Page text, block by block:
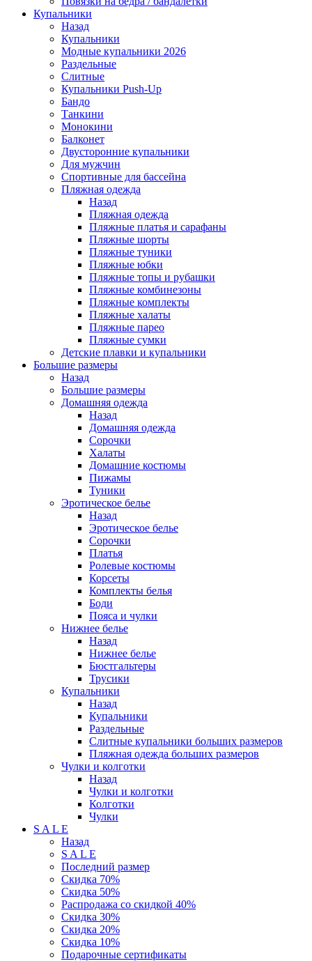
Купальники
Назад
Купальники
Модные купальники 2026
Раздельные
Слитные
Купальники Push-Up
Бандо
Танкини
Монокини
Балконет
Двусторонние купальники
Для мужчин
Спортивные для бассейна
Пляжная одежда
Назад
Пляжная одежда
Пляжные платья и сарафаны
Пляжные шорты
Пляжные туники
Пляжные юбки
Пляжные топы и рубашки
Пляжные комбинезоны
Пляжные комплекты
Пляжные халаты
Пляжные парео
Пляжные сумки
Детские плавки и купальники
Большие размеры
Назад
Большие размеры
Домашняя одежда
Назад
Домашняя одежда
Сорочки
Халаты
Домашние костюмы
Пижамы
Туники
Эротическое белье
Назад
Эротическое белье
Сорочки
Платья
Ролевые костюмы
Корсеты
Комплекты белья
Боди
Пояса и чулки
Нижнее белье
Назад
Нижнее белье
Бюстгальтеры
Трусики
Купальники
Назад
Купальники
Раздельные
Слитные купальники больших размеров
Пляжная одежда больших размеров
Чулки и колготки
Назад
Чулки и колготки
Колготки
Чулки
S A L E
Назад
S A L E
Последний размер
Скидка 70%
Скидка 50%
Распродажа со скидкой 40%
Скидка 30%
Скидка 20%
Скидка 10%
Подарочные сертификаты